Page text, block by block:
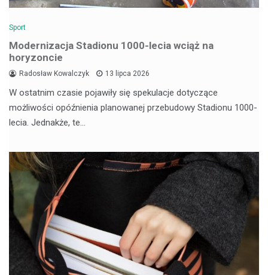
Sport
Modernizacja Stadionu 1000-lecia wciąż na
horyzoncie
Radosław Kowalczyk 13 lipca 2026
W ostatnim czasie pojawiły się spekulacje dotyczące
możliwości opóźnienia planowanej przebudowy Stadionu 1000-
lecia. Jednakże, te…